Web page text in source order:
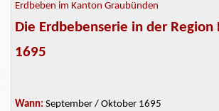
Erdbeben im Kanton Graubünden
Die Erdbebenserie in der Region
1695
Wann: September / Oktober 1695